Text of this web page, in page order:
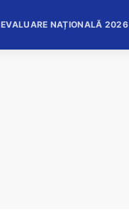
EVALUARE NAȚIONALĂ 2026